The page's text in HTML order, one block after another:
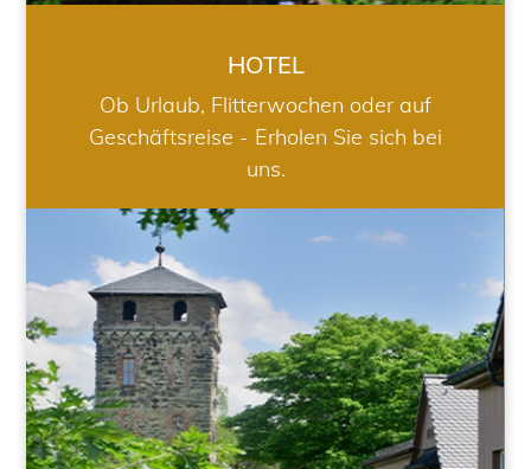
HOTEL
Ob Urlaub, Flitterwochen oder auf
Geschäftsreise - Erholen Sie sich bei
uns.
RESTAURANT